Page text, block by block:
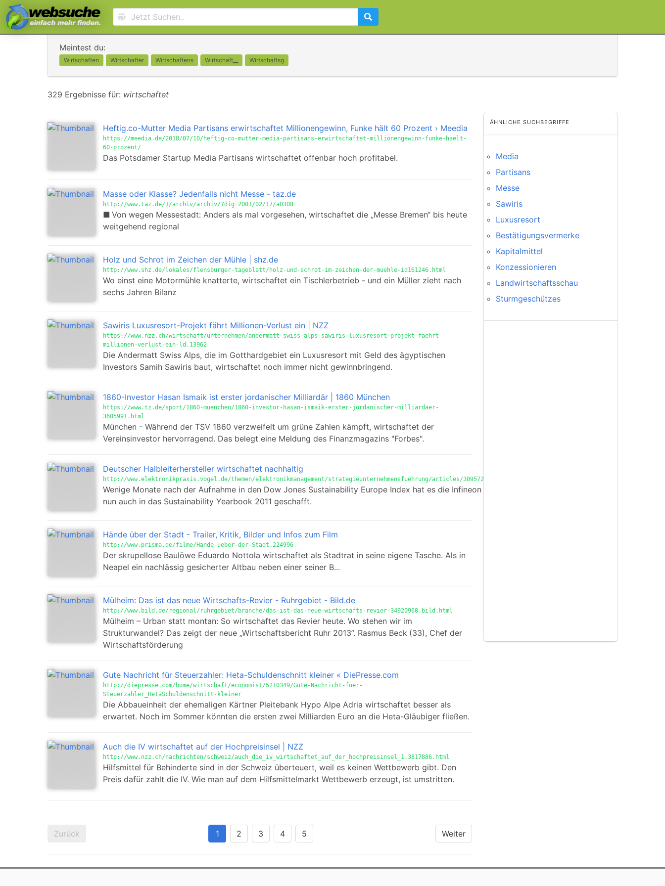
Meintest du:
Wirtschaften Wirtschafter Wirtschaftens Wirtschaft__ Wirtschaftsg
329 Ergebnisse für: wirtschaftet
Heftig.co-Mutter Media Partisans erwirtschaftet Millionengewinn, Funke hält 60 Prozent › Meedia
https://meedia.de/2018/07/10/heftig-co-mutter-media-partisans-erwirtschaftet-millionengewinn-funke-haelt-
60-prozent/
Das Potsdamer Startup Media Partisans wirtschaftet offenbar hoch profitabel.
Masse oder Klasse? Jedenfalls nicht Messe - taz.de
http://www.taz.de/1/archiv/archiv/?dig=2001/02/17/a0308
■ Von wegen Messestadt: Anders als mal vorgesehen, wirtschaftet die „Messe Bremen“ bis heute
weitgehend regional
Holz und Schrot im Zeichen der Mühle | shz.de
http://www.shz.de/lokales/flensburger-tageblatt/holz-und-schrot-im-zeichen-der-muehle-id161246.html
Wo einst eine Motormühle knatterte, wirtschaftet ein Tischlerbetrieb - und ein Müller zieht nach
sechs Jahren Bilanz
Sawiris Luxusresort-Projekt fährt Millionen-Verlust ein | NZZ
https://www.nzz.ch/wirtschaft/unternehmen/andermatt-swiss-alps-sawiris-luxusresort-projekt-faehrt-
millionen-verlust-ein-ld.13962
Die Andermatt Swiss Alps, die im Gotthardgebiet ein Luxusresort mit Geld des ägyptischen
Investors Samih Sawiris baut, wirtschaftet noch immer nicht gewinnbringend.
1860-Investor Hasan Ismaik ist erster jordanischer Milliardär | 1860 München
https://www.tz.de/sport/1860-muenchen/1860-investor-hasan-ismaik-erster-jordanischer-milliardaer-
3605991.html
München - Während der TSV 1860 verzweifelt um grüne Zahlen kämpft, wirtschaftet der
Vereinsinvestor hervorragend. Das belegt eine Meldung des Finanzmagazins "Forbes".
Deutscher Halbleiterhersteller wirtschaftet nachhaltig
http://www.elektronikpraxis.vogel.de/themen/elektronikmanagement/strategieunternehmensfuehrung/articles/309572/
Wenige Monate nach der Aufnahme in den Dow Jones Sustainability Europe Index hat es die Infineon
nun auch in das Sustainability Yearbook 2011 geschafft.
Hände über der Stadt - Trailer, Kritik, Bilder und Infos zum Film
http://www.prisma.de/filme/Hande-ueber-der-Stadt,224996
Der skrupellose Baulöwe Eduardo Nottola wirtschaftet als Stadtrat in seine eigene Tasche. Als in
Neapel ein nachlässig gesicherter Altbau neben einer seiner B...
Mülheim: Das ist das neue Wirtschafts-Revier - Ruhrgebiet - Bild.de
http://www.bild.de/regional/ruhrgebiet/branche/das-ist-das-neue-wirtschafts-revier-34920968.bild.html
Mülheim – Urban statt montan: So wirtschaftet das Revier heute. Wo stehen wir im
Strukturwandel? Das zeigt der neue „Wirtschaftsbericht Ruhr 2013”. Rasmus Beck (33), Chef der
Wirtschaftsförderung
Gute Nachricht für Steuerzahler: Heta-Schuldenschnitt kleiner « DiePresse.com
http://diepresse.com/home/wirtschaft/economist/5210349/Gute-Nachricht-fuer-
Steuerzahler_HetaSchuldenschnitt-kleiner
Die Abbaueinheit der ehemaligen Kärtner Pleitebank Hypo Alpe Adria wirtschaftet besser als
erwartet. Noch im Sommer könnten die ersten zwei Milliarden Euro an die Heta-Gläubiger fließen.
Auch die IV wirtschaftet auf der Hochpreisinsel | NZZ
http://www.nzz.ch/nachrichten/schweiz/auch_die_iv_wirtschaftet_auf_der_hochpreisinsel_1.3817886.html
Hilfsmittel für Behinderte sind in der Schweiz überteuert, weil es keinen Wettbewerb gibt. Den
Preis dafür zahlt die IV. Wie man auf dem Hilfsmittelmarkt Wettbewerb erzeugt, ist umstritten.
Zurück Weiter
1 2 3 4 5
ÄHNLICHE SUCHBEGRIFFE
Media
Partisans
Messe
Sawiris
Luxusresort
Bestätigungsvermerke
Kapitalmittel
Konzessionieren
Landwirtschaftsschau
Sturmgeschützes